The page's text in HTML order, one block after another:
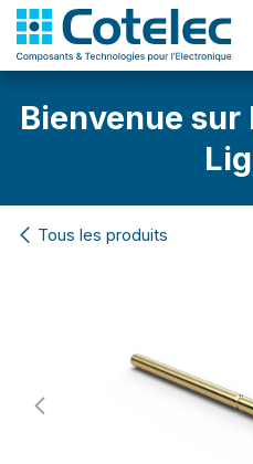
Bienvenue
Tous les produits